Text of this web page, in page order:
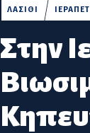
Στην
ΛΑΣΙΘΙ